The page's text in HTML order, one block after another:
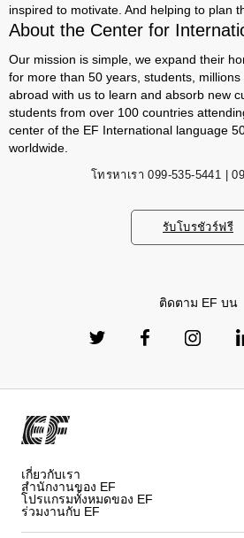
inspired to motivate. And helping to plan
About the Center for
Our mission is simple, we expand their
for more than 50 years, students,
abroad with us to learn and absorb new
students from over 100 countries
center of the EF International language
worldwide.
โทรหาเรา 099-535-5441 |
รับโบรชัวร์ฟรี
ติดตาม EF บน
เกี่ยวกับเรา
สำนักงานของ EF
โปรแกรมทั้งหมดของ EF
ร่วมงานกับ EF